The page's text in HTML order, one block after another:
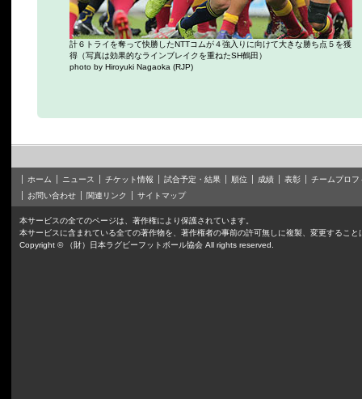
計６トライを奪って快勝したNTTコムが４強入りに向けて大きな勝ち点５を獲
得（写真は効果的なラインブレイクを重ねたSH鶴田）
photo by Hiroyuki Nagaoka (RJP)
ホーム ニュース チケット情報 試合予定・結果 順位 成績 表彰
チームプロフ
お問い合わせ
関連リンク サイトマップ
本サービスの全てのページは、著作権により保護されています。
本サービスに含まれている全ての著作物を、著作権者の事前の許可無しに複製、変更すること
Copyright © （財）日本ラグビーフットボール協会 All rights reserved.